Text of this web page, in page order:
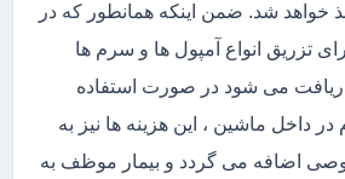
خواهد شد. ضمن اینکه همانطور که در
تزریق انواع آمپول ها و سرم ها
می شود در صورت استفاده
در داخل ماشین ، این هزینه ها نیز به
اضافه می گردد و بیمار موظف به